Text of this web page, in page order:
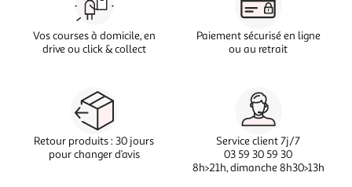
Vos courses à domicile, en
drive ou click & collect
Paiement sécurisé en ligne
ou au retrait
Retour produits : 30 jours
pour changer d’avis
Service client 7j/7
03 59 30 59 30
8h>21h, dimanche 8h30>13h